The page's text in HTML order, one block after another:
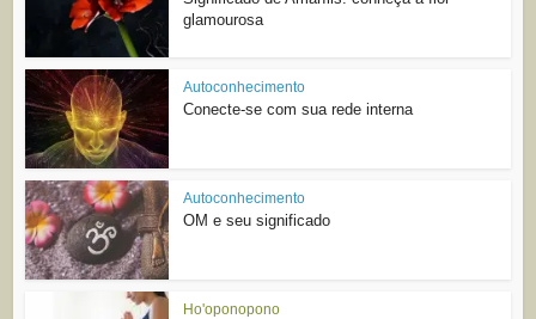
glamourosa
Autoconhecimento
Conecte-se com sua rede interna
Autoconhecimento
OM e seu significado
Ho'oponopono